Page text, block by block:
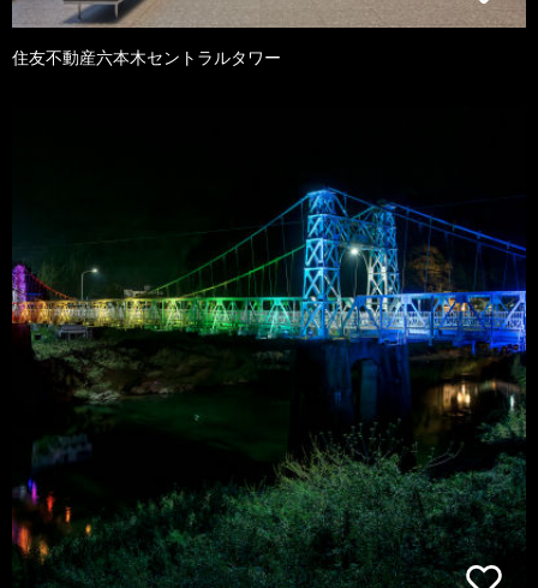
住友不動産六本木セントラルタワー